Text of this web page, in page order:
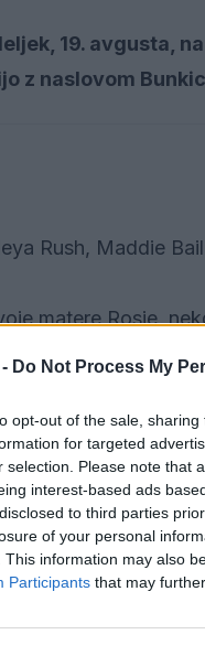
Do Not Process My
opt-out of the sale,
for targeted
selection. Please note that
interest-based ads
to third parties
of your personal
This information may also
Participants that may
19. avgusta,
z naslovom
Rush, Maddie
matere Rosie,
zaposlena z
udeležiti.
lepotna
Hannah, ki se
kraljica veliko
Kina Velenje.